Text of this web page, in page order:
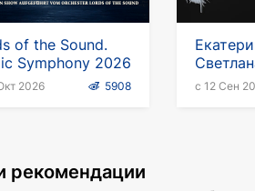
of the Sound.
Symphony 2026
2026 5908 с 12 Сен
рекомендации